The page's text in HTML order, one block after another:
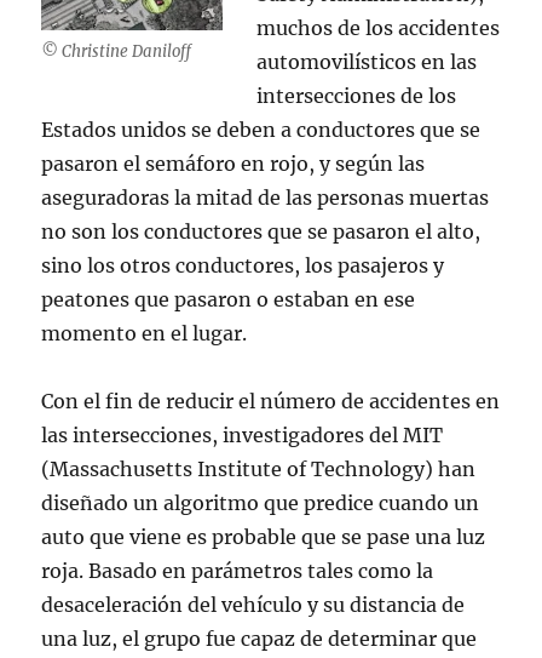
© Christine Daniloff
muchos de los accidentes
automovilísticos en las
intersecciones de los
Estados unidos se deben a conductores que se
pasaron el semáforo en rojo, y según las
aseguradoras la mitad de las personas muertas
no son los conductores que se pasaron el alto,
sino los otros conductores, los pasajeros y
peatones que pasaron o estaban en ese
momento en el lugar.
Con el fin de reducir el número de accidentes en
las intersecciones, investigadores del MIT
(Massachusetts Institute of Technology) han
diseñado un algoritmo que predice cuando un
auto que viene es probable que se pase una luz
roja. Basado en parámetros tales como la
desaceleración del vehículo y su distancia de
una luz, el grupo fue capaz de determinar que